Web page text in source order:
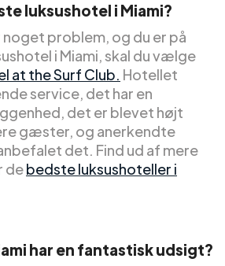
luksushotel i Miami?
noget problem, og du er på
i Miami, skal du vælge
at the Surf Club. Hotellet
service, det har en
det er blevet højt
gæster, og anerkendte
det. Find ud af mere
debedste luksushoteller i
har en fantastisk udsigt?